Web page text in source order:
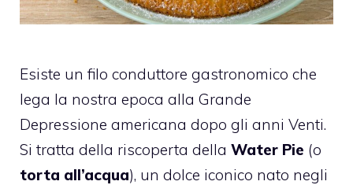
Esiste un filo conduttore gastronomico che
lega la nostra epoca alla Grande
Depressione americana dopo gli anni Venti.
Si tratta della riscoperta della Water Pie (o
torta all’acqua), un dolce iconico nato negli